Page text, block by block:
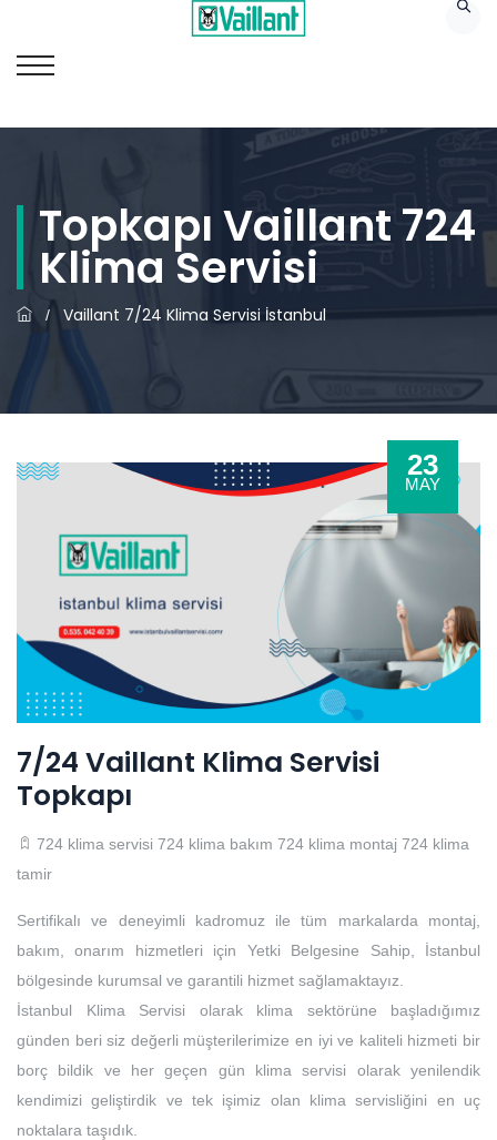
Topkapı Vaillant 724
Klima Servisi
/ Vaillant 7/24 Klima Servisi İstanbul
23
MAY
7/24 Vaillant Klima Servisi
Topkapı
724 klima servisi 724 klima bakım 724 klima montaj 724 klima
tamir
Sertifikalı ve deneyimli kadromuz ile tüm markalarda montaj,
bakım, onarım hizmetleri için Yetki Belgesine Sahip, İstanbul
bölgesinde kurumsal ve garantili hizmet sağlamaktayız.
İstanbul Klima Servisi olarak klima sektörüne başladığımız
günden beri siz değerli müşterilerimize en iyi ve kaliteli hizmeti bir
borç bildik ve her geçen gün klima servisi olarak yenilendik
kendimizi geliştirdik ve tek işimiz olan klima servisliğini en uç
noktalara taşıdık.